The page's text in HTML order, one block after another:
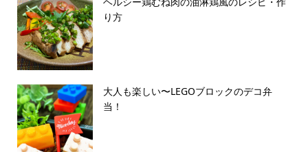
り方
大人も楽しい〜LEGOブロックのデコ弁
当！